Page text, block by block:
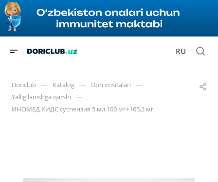
RU
Doriclub — Katalog — Dori vositalari —
Yallig'lanishga qarshi —
ИНОМЕД КИДС суспензия 5 мл 100 мг+165,2 мг